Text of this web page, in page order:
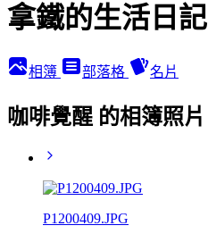
拿鐵的生活日記
相簿 部落格 名片
咖啡覺醒 的相簿照片
P1200409.JPG